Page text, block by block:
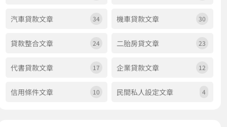
汽車貸款文章 34 機車貸款文章 30
貸款整合文章 24 二胎房貸文章 23
代書貸款文章 17 企業貸款文章 12
信用條件文章 10 民間私人設定文章 4